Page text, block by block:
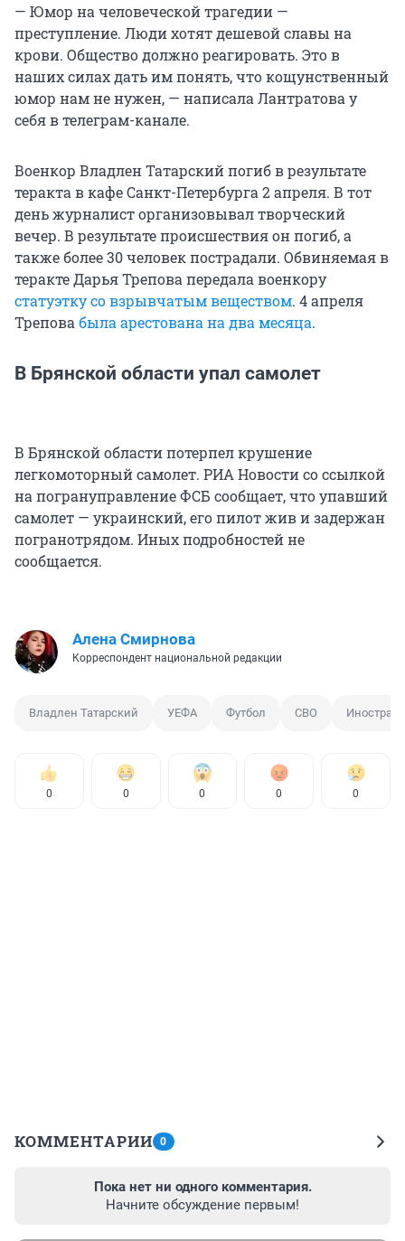
— Юмор на человеческой трагедии —
преступление. Люди хотят дешевой славы на
крови. Общество должно реагировать. Это в
наших силах дать им понять, что кощунственный
юмор нам не нужен, — написала Лантратова у
себя в телеграм-канале.
Военкор Владлен Татарский погиб в результате
теракта в кафе Санкт-Петербурга 2 апреля. В тот
день журналист организовывал творческий
вечер. В результате происшествия он погиб, а
также более 30 человек пострадали. Обвиняемая в
теракте Дарья Трепова передала военкору
статуэтку со взрывчатым веществом. 4 апреля
Треповабыла арестована на два месяца.
В Брянской области упал самолет
В Брянской области потерпел крушение
легкомоторный самолет. РИА Новости со ссылкой
на погрануправление ФСБ сообщает, что упавший
самолет — украинский, его пилот жив и задержан
погранотрядом. Иных подробностей не
сообщается.
Алена Смирнова
Корреспондент национальной редакции
Владлен Татарский УЕФА Футбол СВО
0 0 0 0 0
КОММЕНТАРИИ 0
Пока нет ни одного комментария.
Начните обсуждение первым!